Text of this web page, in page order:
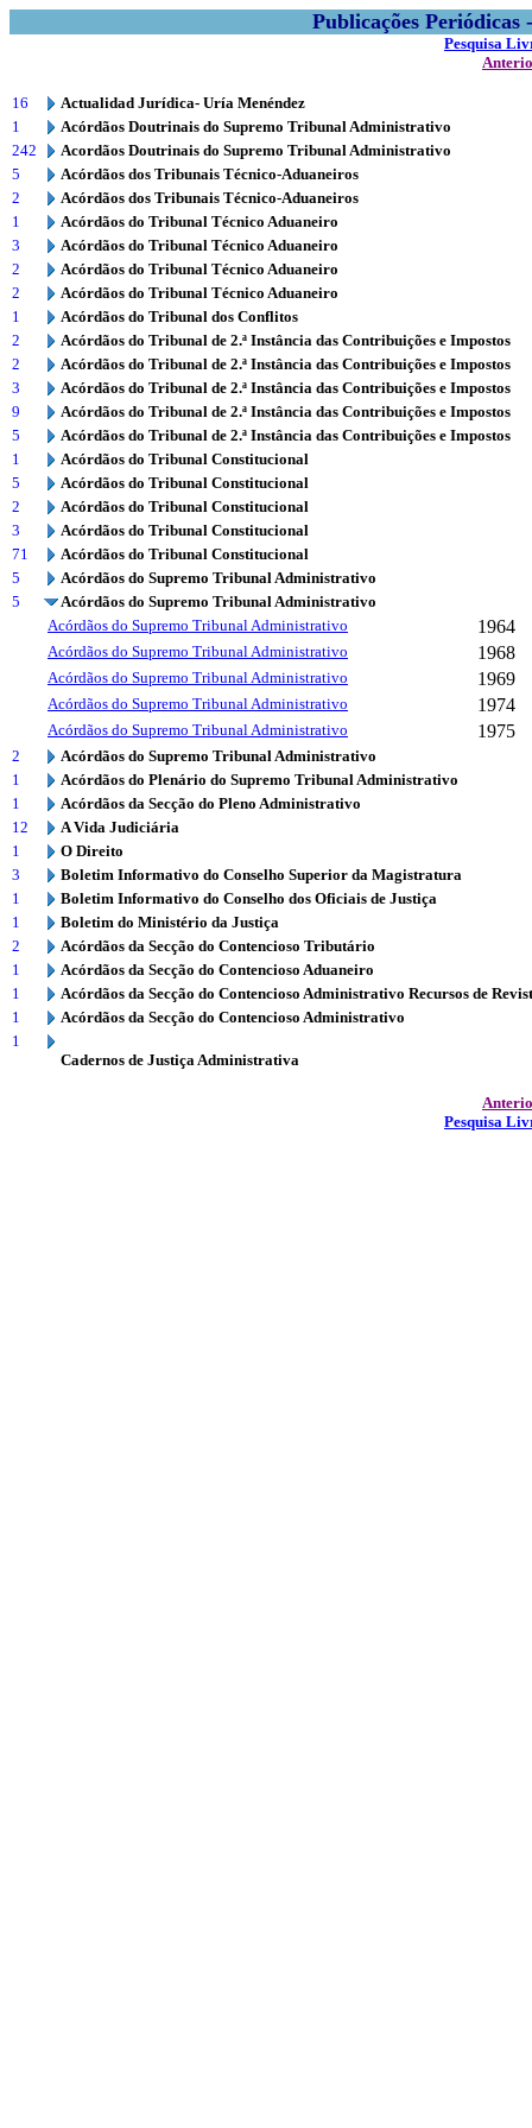
Publicações
Pesquisa
16
Actualidad Jurídica- Uría Menéndez
1
Acórdãos Doutrinais do Supremo Tribunal Administrativo
242
Acordãos Doutrinais do Supremo Tribunal Administrativo
5
Acórdãos dos Tribunais Técnico-Aduaneiros
2
Acórdãos dos Tribunais Técnico-Aduaneiros
1
Acórdãos do Tribunal Técnico Aduaneiro
3
Acórdãos do Tribunal Técnico Aduaneiro
2
Acórdãos do Tribunal Técnico Aduaneiro
2
Acórdãos do Tribunal Técnico Aduaneiro
1
Acórdãos do Tribunal dos Conflitos
2
Acórdãos do Tribunal de 2.ª Instância das Contribuições e Impostos
2
Acórdãos do Tribunal de 2.ª Instância das Contribuições e Impostos
3
Acórdãos do Tribunal de 2.ª Instância das Contribuições e Impostos
9
Acórdãos do Tribunal de 2.ª Instância das Contribuições e Impostos
5
Acórdãos do Tribunal de 2.ª Instância das Contribuições e Impostos
1
Acórdãos do Tribunal Constitucional
5
Acórdãos do Tribunal Constitucional
2
Acórdãos do Tribunal Constitucional
3
Acórdãos do Tribunal Constitucional
71
Acórdãos do Tribunal Constitucional
5
Acórdãos do Supremo Tribunal Administrativo
5
Acórdãos do Supremo Tribunal Administrativo
Acórdãos do Supremo Tribunal Administrativo
1964
Acórdãos do Supremo Tribunal Administrativo 1968
Acórdãos do Supremo Tribunal Administrativo 1969
Acórdãos do Supremo Tribunal Administrativo 1974
Acórdãos do Supremo Tribunal Administrativo 1975
2
Acórdãos do Supremo Tribunal Administrativo
1
Acórdãos do Plenário do Supremo Tribunal Administrativo
1
Acórdãos da Secção do Pleno Administrativo
12
A Vida Judiciária
1
O Direito
3
Boletim Informativo do Conselho Superior da Magistratura
1
Boletim Informativo do Conselho dos Oficiais de Justiça
1
Boletim do Ministério da Justiça
2
Acórdãos da Secção do Contencioso Tributário
1
Acórdãos da Secção do Contencioso Aduaneiro
1
Acórdãos da Secção do Contencioso Administrativo Recursos de
1
Acórdãos da Secção do Contencioso Administrativo
1
Cadernos de Justiça Administrativa
Pesquisa